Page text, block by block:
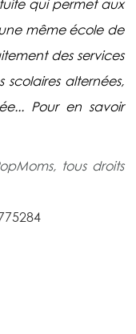
qui permet aux
même école de
des services
scolaires alternées,
Pour en savoir
tous droits